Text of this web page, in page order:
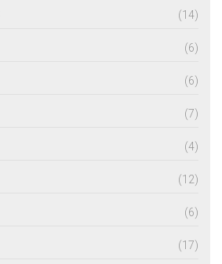
(14)
(6)
(6)
(7)
(4)
(12)
(6)
(17)